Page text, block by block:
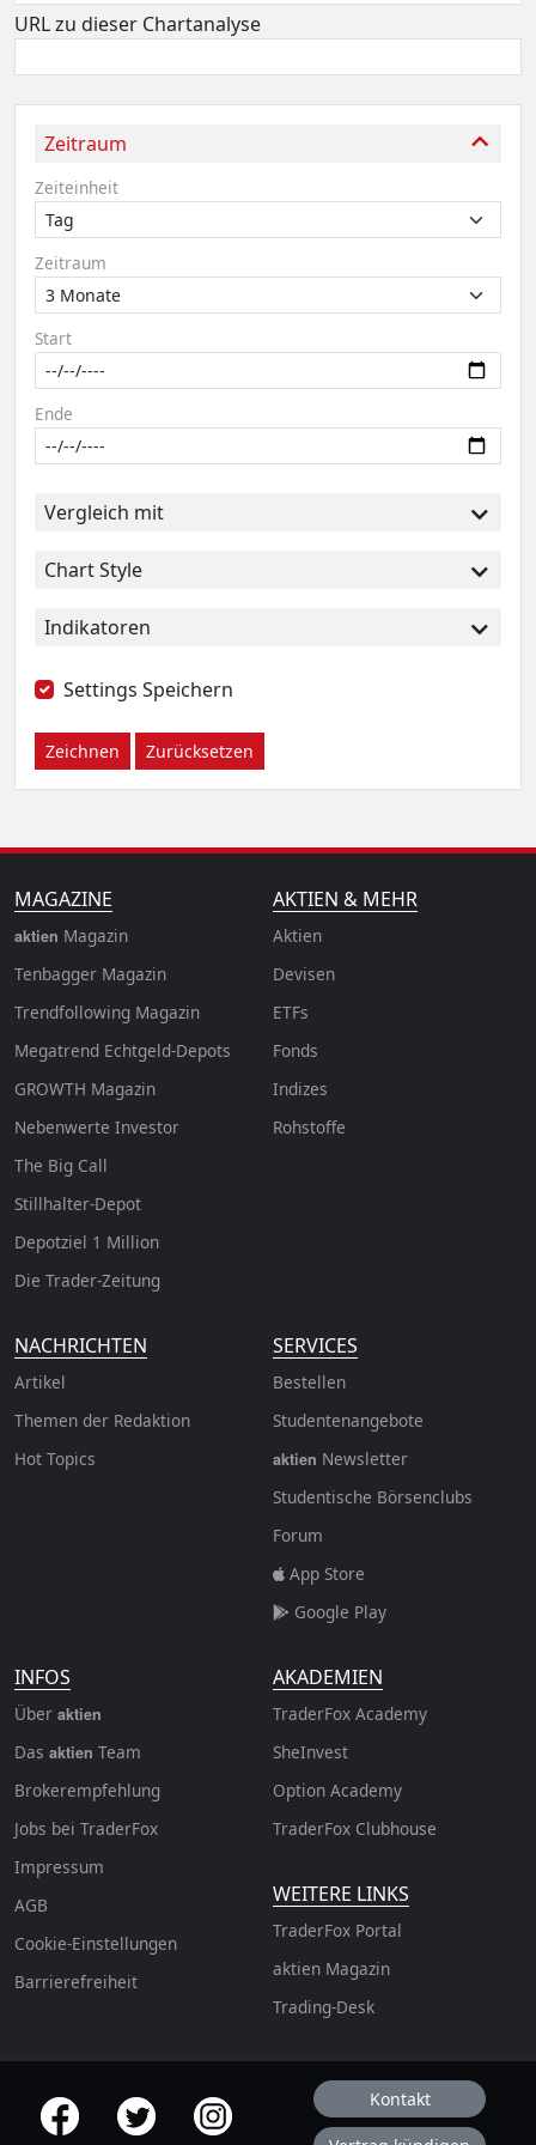
URL zu dieser Chartanalyse
Zeitraum
Zeiteinheit
Zeitraum
Start
Ende
Vergleich mit
Chart Style
Indikatoren
Settings Speichern
Zeichnen Zurücksetzen
MAGAZINE
aktien Magazin
Tenbagger Magazin
Trendfollowing Magazin
Megatrend Echtgeld-Depots
GROWTH Magazin
Nebenwerte Investor
The Big Call
Stillhalter-Depot
Depotziel 1 Million
Die Trader-Zeitung
AKTIEN & MEHR
Aktien
Devisen
ETFs
Fonds
Indizes
Rohstoffe
NACHRICHTEN
Artikel
Themen der Redaktion
Hot Topics
SERVICES
Bestellen
Studentenangebote
aktien Newsletter
Studentische Börsenclubs
Forum
App Store
Google Play
INFOS
Über aktien
Das aktien Team
Brokerempfehlung
Jobs bei TraderFox
Impressum
AGB
Cookie-Einstellungen
Barrierefreiheit
AKADEMIEN
TraderFox Academy
SheInvest
Option Academy
TraderFox Clubhouse
WEITERE LINKS
TraderFox Portal
aktien Magazin
Trading-Desk
offizielle Social Media-Accounts Kontakt